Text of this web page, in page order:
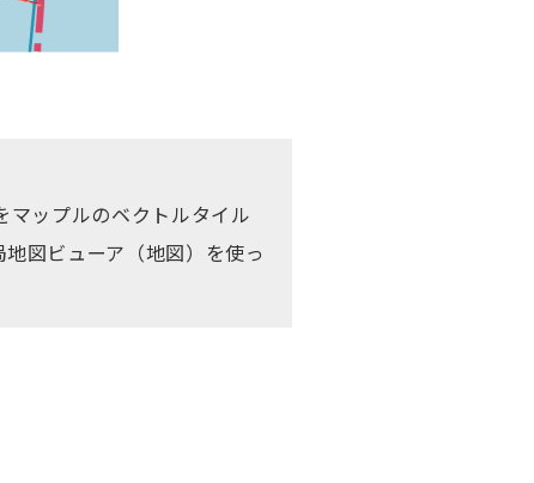
マップルのベクトルタイル
図ビューア（地図）を使っ